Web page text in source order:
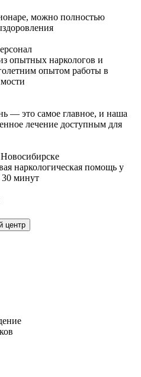
можно полностью
опытных наркологов и
опытом работы в
— это самое главное, и наша
лечение доступным для
наркологическая помощь у
30 минут
центр